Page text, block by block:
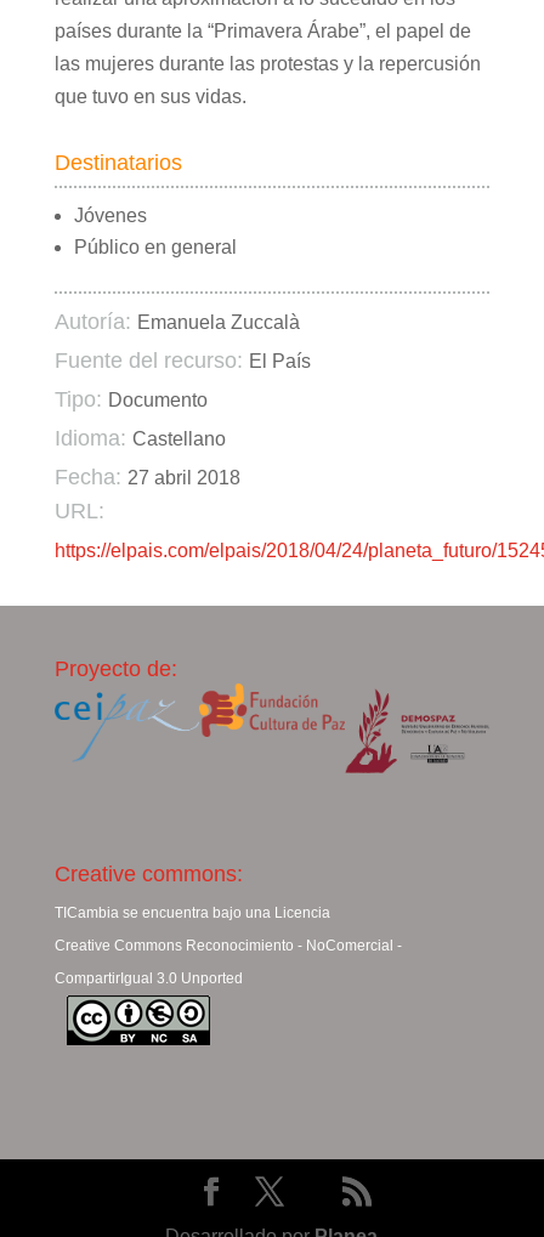
países durante la “Primavera Árabe”, el papel de
las mujeres durante las protestas y la repercusión
que tuvo en sus vidas.
Destinatarios
Jóvenes
Público en general
Autoría: Emanuela Zuccalà
Fuente del recurso: El País
Tipo: Documento
Idioma: Castellano
Fecha: 27 abril 2018
URL:
https://elpais.com/elpais/2018/04/24/planeta_futuro/
Proyecto de:
Creative commons:
TICambia se encuentra bajo una Licencia
Creative Commons Reconocimiento - NoComercial -
CompartirIgual 3.0 Unported